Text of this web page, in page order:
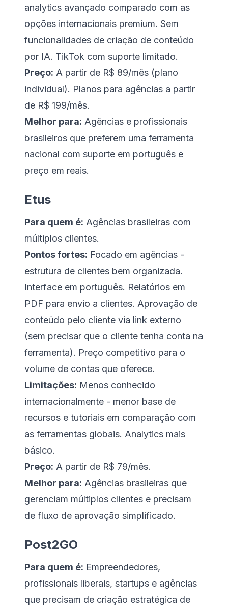
analytics avançado comparado com as
opções internacionais premium. Sem
funcionalidades de criação de conteúdo
por IA. TikTok com suporte limitado.
Preço: A partir de R$ 89/mês (plano
individual). Planos para agências a partir
de R$ 199/mês.
Melhor para: Agências e profissionais
brasileiros que preferem uma ferramenta
nacional com suporte em português e
preço em reais.
Etus
Para quem é: Agências brasileiras com
múltiplos clientes.
Pontos fortes: Focado em agências -
estrutura de clientes bem organizada.
Interface em português. Relatórios em
PDF para envio a clientes. Aprovação de
conteúdo pelo cliente via link externo
(sem precisar que o cliente tenha conta na
ferramenta). Preço competitivo para o
volume de contas que oferece.
Limitações: Menos conhecido
internacionalmente - menor base de
recursos e tutoriais em comparação com
as ferramentas globais. Analytics mais
básico.
Preço: A partir de R$ 79/mês.
Melhor para: Agências brasileiras que
gerenciam múltiplos clientes e precisam
de fluxo de aprovação simplificado.
Post2GO
Para quem é: Empreendedores,
profissionais liberais, startups e agências
que precisam de criação estratégica de